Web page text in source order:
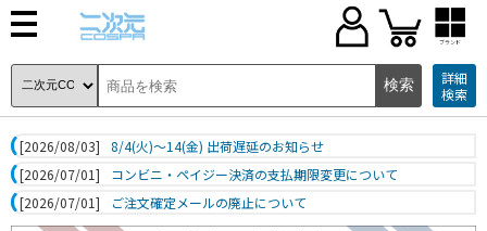
ブランド
詳細
検索
[2026/08/03]
8/4(火)～14(金) 出荷遅延のお知らせ
[2026/07/01]
コンビニ・ペイジー決済の支払期限変更について
[2026/07/01]
ご注文確定メールの廃止について